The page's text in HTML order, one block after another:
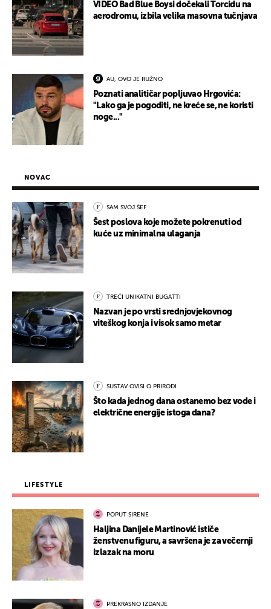
VIDEO Bad Blue Boysi dočekali Torcidu na
aerodromu, izbila velika masovna tučnjava
AU, OVO JE RUŽNO
Poznati analitičar popljuvao Hrgovića:
"Lako ga je pogoditi, ne kreće se, ne koristi
noge..."
NOVAC
SAM SVOJ ŠEF
Šest poslova koje možete pokrenuti od
kuće uz minimalna ulaganja
TREĆI UNIKATNI BUGATTI
Nazvan je po vrsti srednjovjekovnog
viteškog konja i visok samo metar
SUSTAV OVISI O PRIRODI
Što kada jednog dana ostanemo bez vode i
električne energije istoga dana?
LIFESTYLE
POPUT SIRENE
Haljina Danijele Martinović ističe
ženstvenu figuru, a savršena je za večernji
izlazak na moru
PREKRASNO IZDANJE